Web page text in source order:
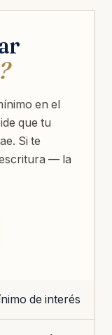
en el
que tu
Si te
— la
de interés